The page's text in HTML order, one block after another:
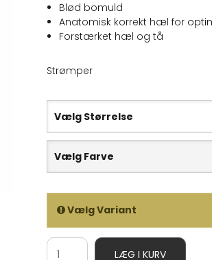
Blød bomuld
Anatomisk korrekt hæl for
Forstærket hæl og tå
Strømper
Vælg Størrelse
Vælg Farve
Vælg Variant
LÆG I KURV